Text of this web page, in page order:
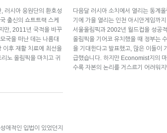
러시아 응원단의 환호성
출신의 쇼트트랙 스케
만, 2011년 국적을 바꾸
국을 떠난 데는 나름대
이후 재활 치료에 최선을
노 올림픽을 마치고 귀
다음달 러시아 소치에서 열리는 동계
기에 가을 열리는 인천 아시안게임까
서울올림픽과 2002년 월드컵을 성공
올림픽을 기어코 유치했을 때 정부는
을 기대한다고 발표했고, 많은 이들이
급했습니다. 하지만 Economist지의
수록 자본의 논리를 거스르기 어려워
애적인 입법이 있었던지